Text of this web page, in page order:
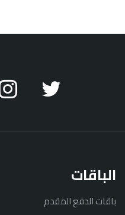
الباقات
باقات الدفع المقدم